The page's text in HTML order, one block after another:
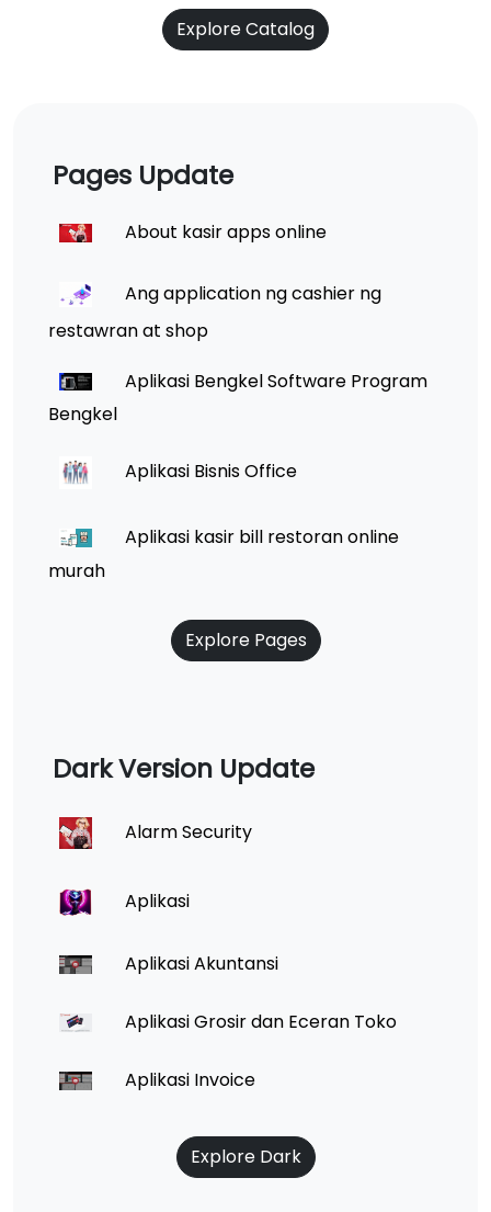
Explore Catalog
Pages Update
About kasir apps online
Ang application ng cashier ng
restawran at shop
Aplikasi Bengkel Software Program
Bengkel
Aplikasi Bisnis Office
Aplikasi kasir bill restoran online
murah
Explore Pages
Dark Version Update
Alarm Security
Aplikasi
Aplikasi Akuntansi
Aplikasi Grosir dan Eceran Toko
Aplikasi Invoice
Explore Dark